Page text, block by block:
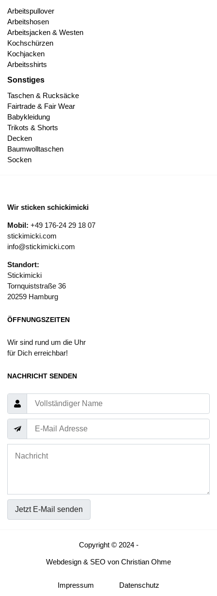
Arbeitspullover
Arbeitshosen
Arbeitsjacken & Westen
Kochschürzen
Kochjacken
Arbeitsshirts
Sonstiges
Taschen & Rucksäcke
Fairtrade & Fair Wear
Babykleidung
Trikots & Shorts
Decken
Baumwolltaschen
Socken
Wir sticken schickimicki
Mobil: +49 176-24 29 18 07
stickimicki.com
info@stickimicki.com
Standort:
Stickimicki
Tornquiststraße 36
20259 Hamburg
ÖFFNUNGSZEITEN
Wir sind rund um die Uhr
für Dich erreichbar!
NACHRICHT SENDEN
Jetzt E-Mail senden
Copyright © 2024 -
Webdesign & SEO von Christian Ohme
Impressum Datenschutz